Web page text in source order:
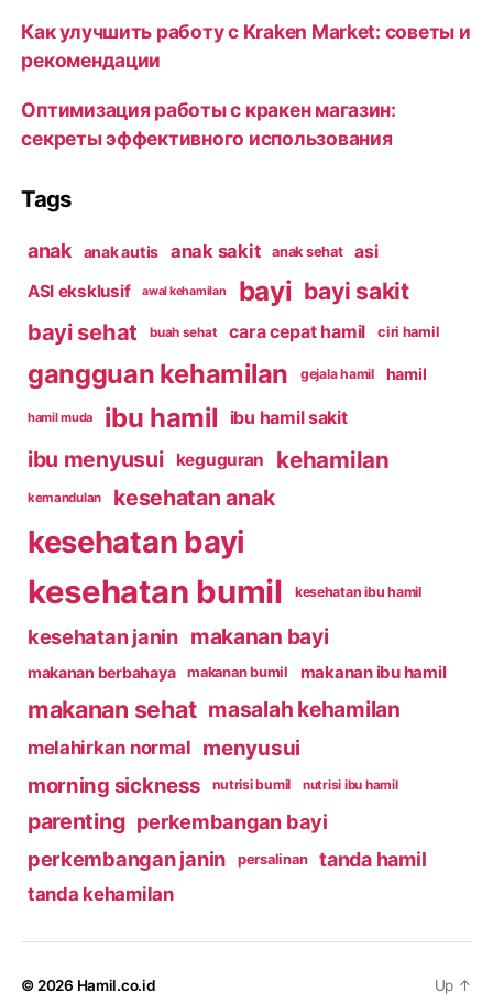
Как улучшить работу с Kraken Market: советы и
рекомендации
Оптимизация работы с кракен магазин:
секреты эффективного использования
Tags
anak anak autis anak sakit anak sehat
asi
ASI eksklusif
awal kehamilan bayi bayi sakit
bayi sehat buah sehat cara cepat hamil ciri hamil
gangguan kehamilan gejala hamil hamil
hamil muda ibu hamil ibu hamil sakit
ibu menyusui keguguran kehamilan
kemandulan kesehatan anak
kesehatan bayi
kesehatan bumil kesehatan ibu hamil
kesehatan janin makanan bayi
makanan berbahaya makanan bumil makanan ibu hamil
makanan sehat masalah kehamilan
melahirkan normal menyusui
morning sickness nutrisi bumil nutrisi ibu hamil
parenting perkembangan bayi
perkembangan janin
persalinan tanda hamil
tanda kehamilan
© 2026 Hamil.co.id Up ↑